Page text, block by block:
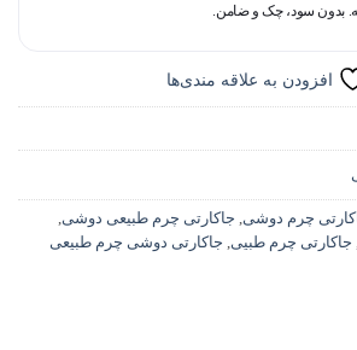
افزودن به علاقه مندی‌ها
چرم دوشی, جاکارتی چرم طبیعی دوشی,
جاکارتی چرم طبیی, جاکارتی دوشی چرم طبیعی